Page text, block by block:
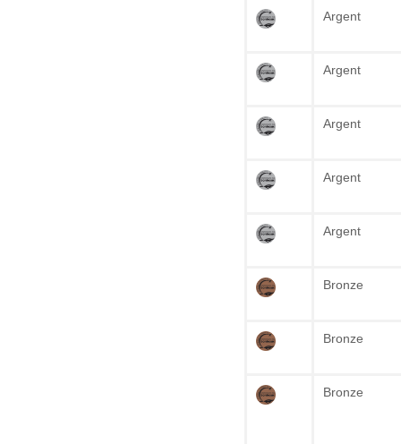
Argent
Argent
Argent
Argent
Argent
Bronze
Bronze
Bronze